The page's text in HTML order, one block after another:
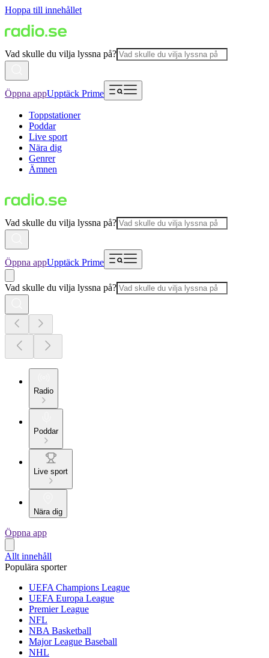
Hoppa till innehållet
Vad skulle du vilja lyssna på?
Öppna appUpptäck Prime
Toppstationer
Poddar
Live sport
Nära dig
Genrer
Ämnen
Vad skulle du vilja lyssna på?
Öppna appUpptäck Prime
Vad skulle du vilja lyssna på?
Radio
Poddar
Live sport
Nära dig
Öppna app
Allt innehåll
Populära sporter
UEFA Champions League
UEFA Europa League
Premier League
NFL
NBA Basketball
Major League Baseball
NHL